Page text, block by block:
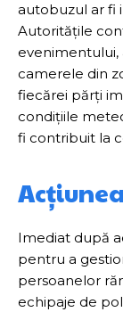
autobuzul ar fi
Autoritățile
evenimentului,
camerele din
fiecărei părți
condițiile
fi contribuit la
Imediat după
pentru a
persoanelor
echipaje de